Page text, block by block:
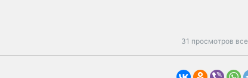
31 просмотров